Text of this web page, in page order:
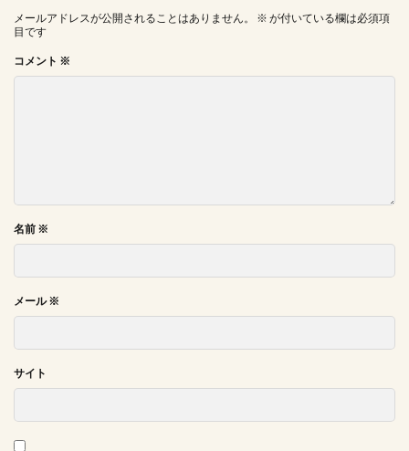
メールアドレスが公開されることはありません。 ※ が付いている欄は必須項
目です
コメント ※
名前 ※
メール※
サイト